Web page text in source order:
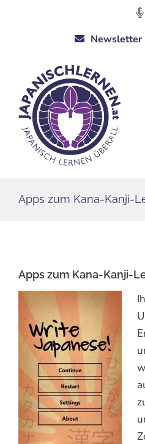
Newsletter
Apps zum Kana-Kanji-
Apps zum Kana-Kanji-